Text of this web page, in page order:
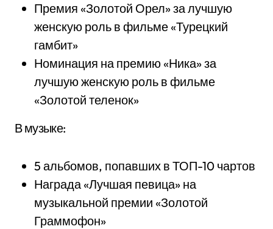
Премия «Золотой Орел» за лучшую
женскую роль в фильме «Турецкий
гамбит»
Номинация на премию «Ника» за
лучшую женскую роль в фильме
«Золотой теленок»
В музыке:
5 альбомов, попавших в ТОП-10 чартов
Награда «Лучшая певица» на
музыкальной премии «Золотой
Граммофон»